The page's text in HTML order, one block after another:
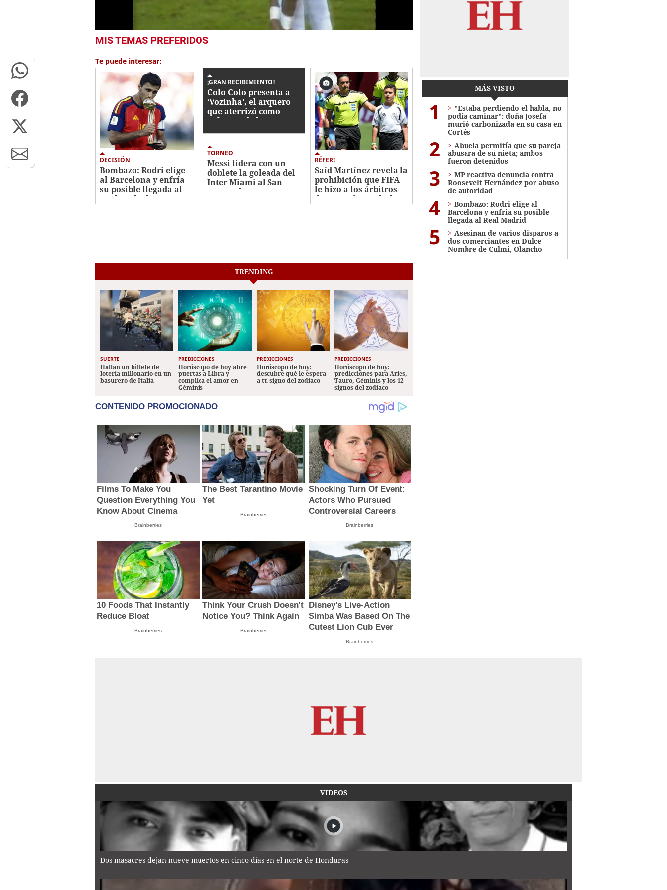
seconds
8
minutes,
secondsVolume
MIS TEMAS PREFERIDOS
Te puede interesar:
DECISIÓN
Bombazo: Rodri elige
al Barcelona y enfría
su posible llegada al
Real Madrid
¡GRAN RECIBIMIENTO!
Colo Colo presenta a
‘Vozinha’, el arquero
que aterrizó como
refuerzo de lujo en
TORNEO
Messi lidera con un
doblete la goleada del
Inter Miami al San
Luis en la Leagues Cup
RÉFERI
Saíd Martínez revela la
prohibición que FIFA
le hizo a los árbitros
durante el Mundial
MÁS VISTO
1
"Estaba perdiendo el habla, no
podía caminar": doña Josefa
murió carbonizada en su casa en
Cortés
2
Abuela permitía que su pareja
abusara de su nieta; ambos
fueron detenidos
3
MP reactiva denuncia contra
Roosevelt Hernández por abuso
de autoridad
4
Bombazo: Rodri elige al
Barcelona y enfría su posible
llegada al Real Madrid
5
Asesinan de varios disparos a
dos comerciantes en Dulce
Nombre de Culmí, Olancho
TRENDING
SUERTE
Hallan un billete de
lotería millonario en un
basurero de Italia
PREDICCIONES
Horóscopo de hoy abre
puertas a Libra y
complica el amor en
Géminis
PREDICCIONES
Horóscopo de hoy:
descubre qué le espera
a tu signo del zodiaco
PREDICCIONES
Horóscopo de hoy:
predicciones para Aries,
Tauro, Géminis y los 12
signos del zodiaco
CONTENIDO PROMOCIONADO
Films To Make You
Question Everything You
Know About Cinema
Brainberries
The Best Tarantino Movie
Yet
Brainberries
Shocking Turn Of Event:
Actors Who Pursued
Controversial Careers
Brainberries
10 Foods That Instantly
Reduce Bloat
Brainberries
Think Your Crush Doesn't
Notice You? Think Again
Brainberries
Disney’s Live-Action
Simba Was Based On The
Cutest Lion Cub Ever
Brainberries
VIDEOS
Dos masacres dejan nueve muertos en cinco días en el norte de Honduras